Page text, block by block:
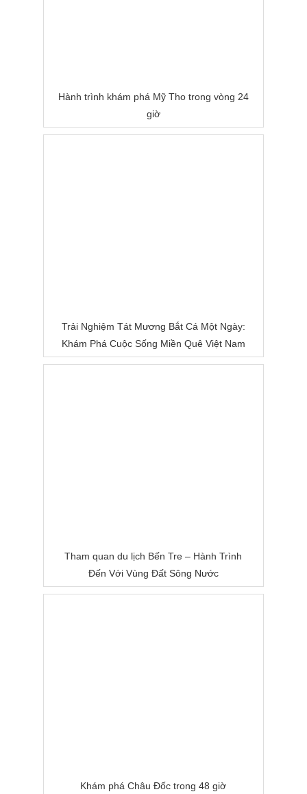
Hành trình khám phá Mỹ Tho trong vòng 24
giờ
Trải Nghiệm Tát Mương Bắt Cá Một Ngày:
Khám Phá Cuộc Sống Miền Quê Việt Nam
Tham quan du lịch Bến Tre – Hành Trình
Đến Với Vùng Đất Sông Nước
Khám phá Châu Đốc trong 48 giờ